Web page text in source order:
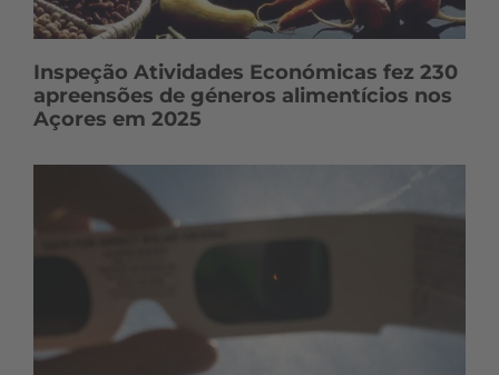
Inspeção Atividades Económicas fez 230
apreensões de géneros alimentícios nos
Açores em 2025